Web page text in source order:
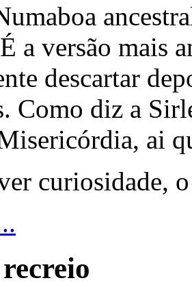
a versão mais
descartar
Como diz a
ai
curiosidade,